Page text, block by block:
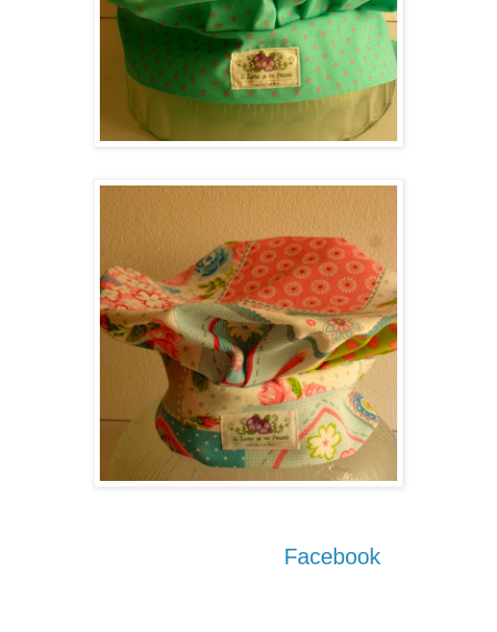
Facebook